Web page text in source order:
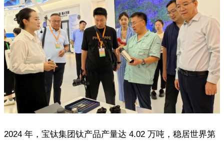
2024 年，宝钛集团钛产品产量达 4.02 万吨，稳居世界第